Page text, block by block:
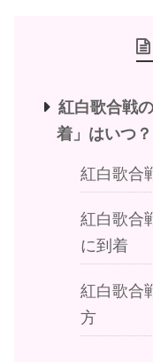
紅白歌合戦
着」はいつ？
紅白歌合
紅白歌合
に到着
紅白歌合
方